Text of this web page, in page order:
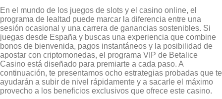
En el mundo de los juegos de slots y el casino online, el
programa de lealtad puede marcar la diferencia entre una
sesión ocasional y una carrera de ganancias sostenibles. Si
juegas desde España y buscas una experiencia que combine
bonos de bienvenida, pagos instantáneos y la posibilidad de
apostar con criptomonedas, el programa VIP de Betalice
Casino está diseñado para premiarte a cada paso. A
continuación, te presentamos ocho estrategias probadas que te
ayudarán a subir de nivel rápidamente y a sacarle el máximo
provecho a los beneficios exclusivos que ofrece este casino.